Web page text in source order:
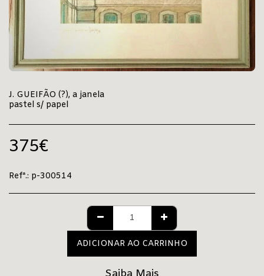
J. GUEIFÃO (?), a janela
pastel s/ papel
375€
Refª.: p-300514
ADICIONAR AO CARRINHO